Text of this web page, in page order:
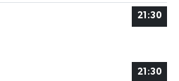
21:30
21:30